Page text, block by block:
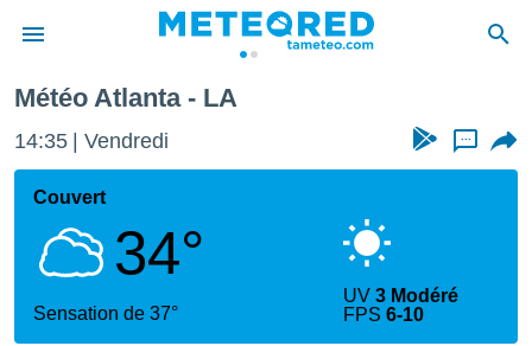
de
Météo Atlanta - LA
14:35 Vendredi ...
Couvert
34°
Sensation de 37°
UV3 Modéré
FPS6-10